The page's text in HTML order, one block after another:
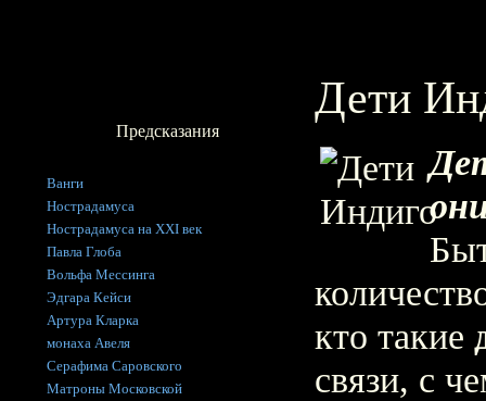
Дети
кто такие
связи, с
Предсказания
Ванги
Нострадамуса
Нострадамуса на XXI век
Павла Глоба
Вольфа Мессинга
Эдгара Кейси
Артура Кларка
монаха Авеля
Серафима Саровского
Матроны Московской